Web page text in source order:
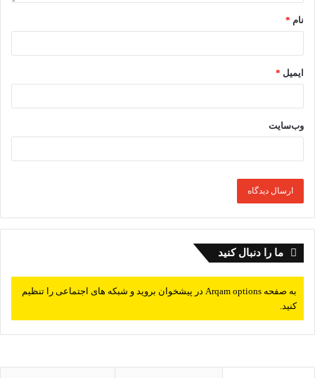
نام *
ایمیل *
وب‌سایت
ما را دنبال کنید
به صفحه Arqam options در پیشخوان بروید و شبکه های اجتماعی را تنظیم
کنید.